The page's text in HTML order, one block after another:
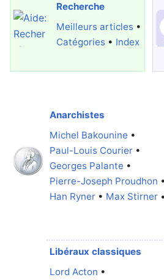
Recherche
Meilleurs articles •
Catégories • Index
Anarchistes
Michel Bakounine •
Paul-Louis Courier •
Georges Palante •
Pierre-Joseph Proudhon •
Han Ryner • Max Stirner •
Libéraux classiques
Lord Acton •